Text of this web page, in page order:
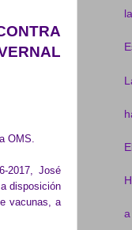
OMS.
2017, José
disposición
vacunas, a